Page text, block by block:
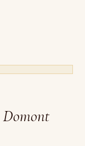
Domont